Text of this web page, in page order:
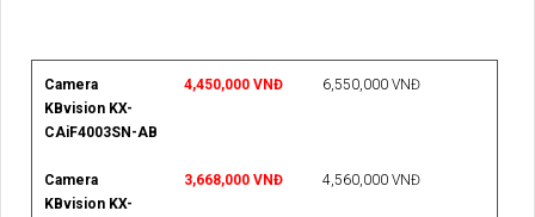
Camera
KBvision KX-
CAiF4003SN-AB
4,450,000 VNĐ 6,550,000 VNĐ
Camera
KBvision KX-
3,668,000 VNĐ 4,560,000 VNĐ